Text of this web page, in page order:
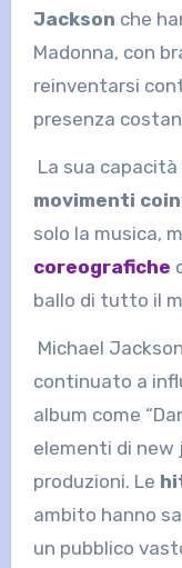
Jackson che
Madonna, con
reinventarsi
presenza
La sua capacità
movimenti
solo la musica,
coreografiche
ballo di tutto il
Michael
continuato a
album come
elementi di new
produzioni. Le
ambito hanno
un pubblico